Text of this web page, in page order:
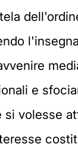
e
si volesse